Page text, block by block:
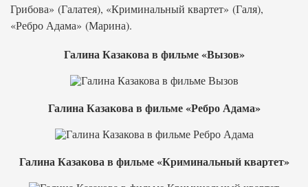
Грибова» (Галатея), «Криминальный квартет» (Галя),
«Ребро Адама» (Марина).
Галина Казакова в фильме «Вызов»
Галина Казакова в фильме «Ребро Адама»
Галина Казакова в фильме «Криминальный квартет»